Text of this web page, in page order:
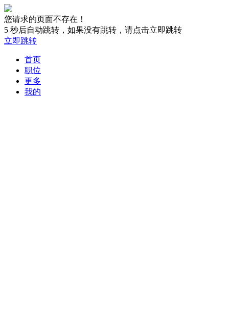
您请求的页面不存在！
5 秒后自动跳转，如果没有跳转，请点击立即跳转
立即跳转
首页
职位
更多
我的